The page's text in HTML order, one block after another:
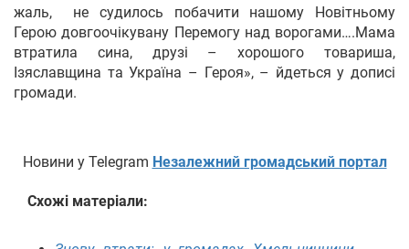
жаль, не судилось побачити нашому Новітньому
Герою довгоочікувану Перемогу над ворогами….Мама
втратила сина, друзі – хорошого товариша,
Ізяславщина та Україна – Героя», – йдеться у дописі
громади.
Новини у Telegram Незалежний громадський портал
Схожі матеріали: